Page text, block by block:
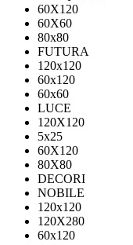
60X120
60X60
80х80
FUTURA
120х120
60х120
60х60
LUCE
120X120
5x25
60X120
80X80
DECORI
NOBILE
120x120
120X280
60x120